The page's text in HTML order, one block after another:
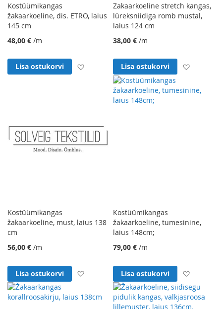
Kostüümikangas
žakaarkoeline, dis. ETRO, laius
145 cm
48,00 € /m
Lisa ostukorvi Lisa soovinimekirja
Zakaarkoeline stretch kangas,
lüreksniidiga romb mustal,
laius 124 cm
38,00 € /m
Lisa ostukorvi
Kostüümikangas
žakaarkoeline, must, laius 138
cm
56,00 € /m
Lisa ostukorvi Lisa soovinimekirja
Kostüümikangas
žakaarkoeline, tumesinine,
laius 148cm;
79,00 € /m
Lisa ostukorvi